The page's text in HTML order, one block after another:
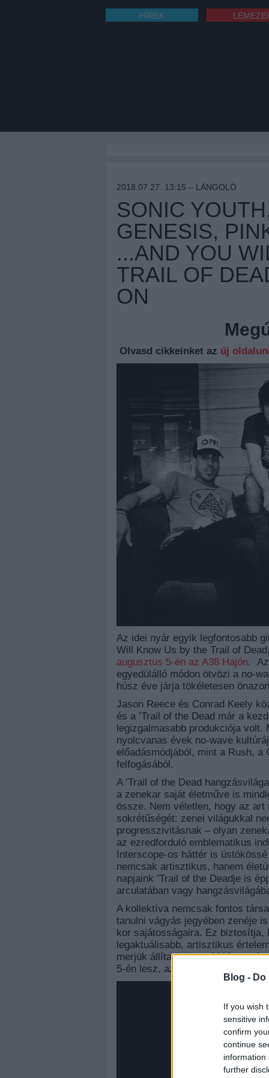
Blog -
If you wish
sensitive
confirm
continue
information
further
HÍREK
2018.07.27. 13:15 – LÁNGOLÓ
SONIC
GENESIS,
...AND YOU
TRAIL OF
ON
Olvasd cikkeinket az új
Az idei nyár egyik legfontosabb
Will Know Us by the Trail of
augusztus 5-én az A38 Hajón. Az
egyedülálló módon ötvözi a no-
húsz éve járja tökéletesen
Jason Reece és Conrad Keely
és a ’Trail of the Dead már a
legizgalmasabb produkciója volt.
nyolcvanas évek no-wave
előadásmódjából, mint a Rush,
felfogásából.
A ’Trail of the Dead
a zenekar saját életműve is
össze. Nem véletlen, hogy az
sokrétűségét: zenei világukkal
progresszivitásnak – olyan
az ezredforduló emblematikus
Interscope-os háttér is
nemcsak artisztikus, hanem
napjaink ’Trail of the Deadje is
arculatában vagy
A kollektíva nemcsak fontos
tanulni vágyás jegyében zenéje
kor sajátosságaira. Ez biztosítja,
legaktuálisabb, artisztikus
merjük állítani, hogy 2018
5-én lesz, az A38 Hajón.